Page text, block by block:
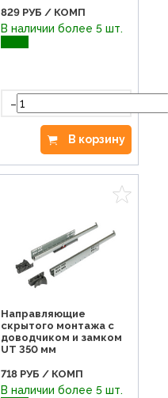
829 РУБ / КОМП
В наличии более 5 шт.
-
В корзину
Направляющие
скрытого монтажа с
доводчиком и замком
UT 350 мм
718 РУБ / КОМП
В наличии более 5 шт.